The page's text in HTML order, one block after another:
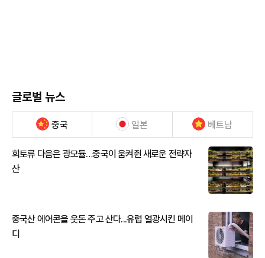
글로벌 뉴스
중국 일본 베트남
희토류 다음은 광모듈…중국이 움켜쥔 새로운 전략자
산
중국산 에어콘을 웃돈 주고 산다...유럽 열광시킨 메이
디